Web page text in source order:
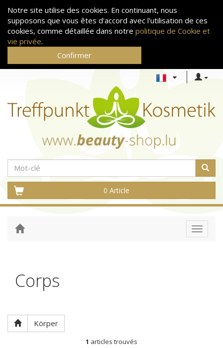
Notre site utilise des cookies. En continuant, nous
supposons que vous êtes d'accord avec l'utilisation de ces
cookies, comme détaillée dans notre politique de Cookie et
vie privée.
Confirmer
0 Article
Toggle
Corps
Körper
1 articles trouvés